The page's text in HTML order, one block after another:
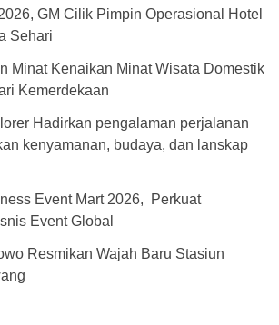
GM Cilik Pimpin Operasional Hotel
Sehari
Minat Kenaikan Minat Wisata Domestik
Kemerdekaan
Hadirkan pengalaman perjalanan
kenyamanan, budaya, dan lanskap
Event Mart 2026, Perkuat
Event Global
Resmikan Wajah Baru Stasiun